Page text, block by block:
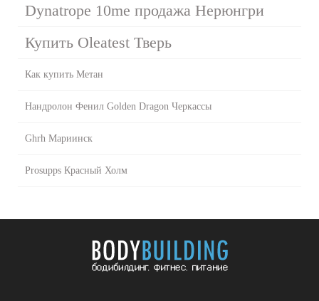
Dynatrope 10me продажа Нерюнгри
Купить Oleatest Тверь
Как купить Метан
Нандролон Фенил Golden Dragon Черкассы
Ghrh Мариинск
Prosupps Красный Холм